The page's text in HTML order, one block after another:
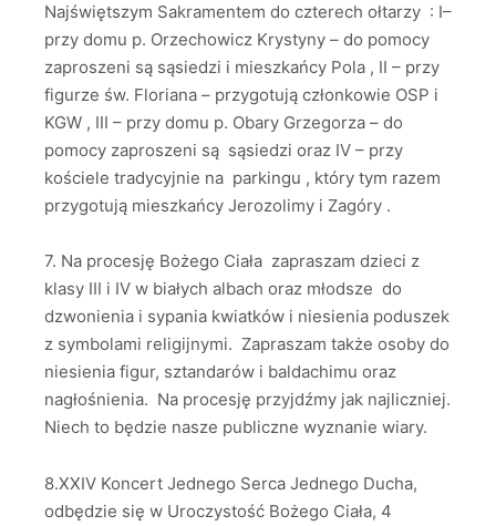
Najświętszym Sakramentem do czterech ołtarzy : I–
przy domu p. Orzechowicz Krystyny – do pomocy
zaproszeni są sąsiedzi i mieszkańcy Pola , II – przy
figurze św. Floriana – przygotują członkowie OSP i
KGW , III – przy domu p. Obary Grzegorza – do
pomocy zaproszeni są sąsiedzi oraz IV – przy
kościele tradycyjnie na parkingu , który tym razem
przygotują mieszkańcy Jerozolimy i Zagóry .
7. Na procesję Bożego Ciała zapraszam dzieci z
klasy III i IV w białych albach oraz młodsze do
dzwonienia i sypania kwiatków i niesienia poduszek
z symbolami religijnymi. Zapraszam także osoby do
niesienia figur, sztandarów i baldachimu oraz
nagłośnienia. Na procesję przyjdźmy jak najliczniej.
Niech to będzie nasze publiczne wyznanie wiary.
8.XXIV Koncert Jednego Serca Jednego Ducha,
odbędzie się w Uroczystość Bożego Ciała, 4